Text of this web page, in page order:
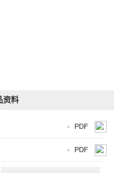
PDF
PDF